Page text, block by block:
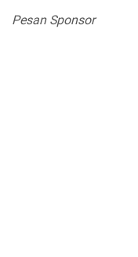
Pesan Sponsor